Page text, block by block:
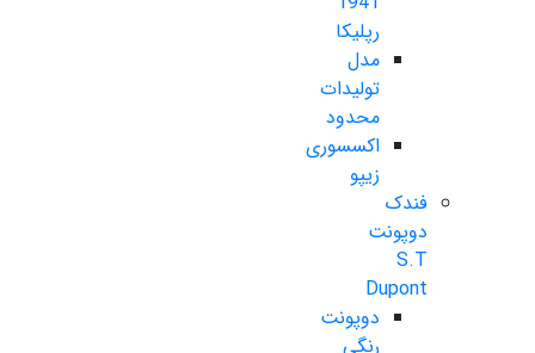
رپلیکا
مدل
تولیدات
محدود
اکسسوری
زیپو
فندک
دوپونت
S.T
Dupont
دوپونت
رنگی